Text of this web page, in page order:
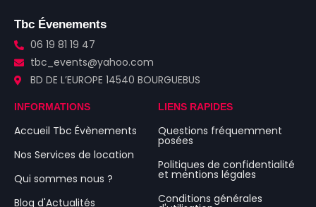
Tbc Évenements
06 19 81 19 47
tbc_events@yahoo.com
BD DE L’EUROPE 14540 BOURGUEBUS
INFORMATIONS
Accueil Tbc Évènements
Nos Services de location
Qui sommes nous ?
Blog d'Actualités
LIENS RAPIDES
Questions fréquemment
posées
Politiques de confidentialité
et mentions légales
Conditions générales